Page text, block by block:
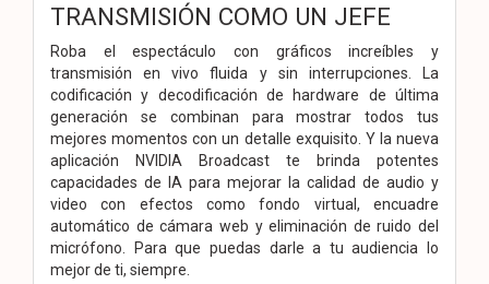
TRANSMISIÓN COMO UN JEFE
Roba el espectáculo con gráficos increíbles y
transmisión en vivo fluida y sin interrupciones. La
codificación y decodificación de hardware de última
generación se combinan para mostrar todos tus
mejores momentos con un detalle exquisito. Y la nueva
aplicación NVIDIA Broadcast te brinda potentes
capacidades de IA para mejorar la calidad de audio y
video con efectos como fondo virtual, encuadre
automático de cámara web y eliminación de ruido del
micrófono. Para que puedas darle a tu audiencia lo
mejor de ti, siempre.